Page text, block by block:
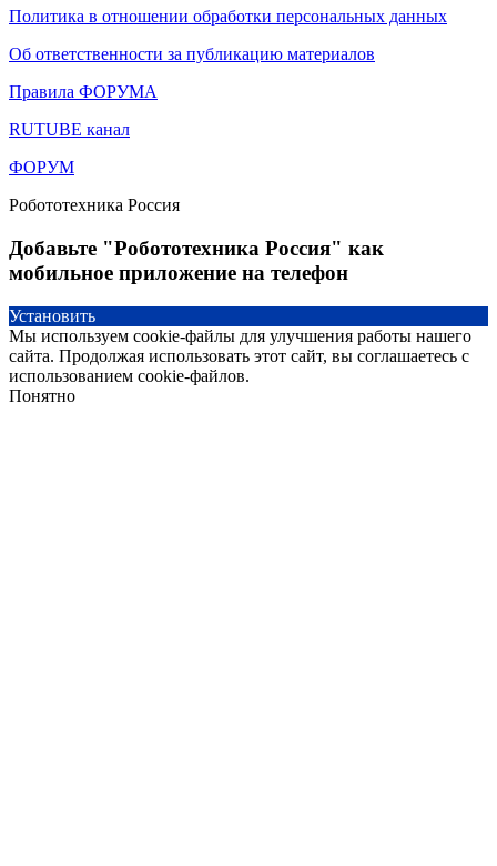
Политика в отношении обработки персональных данных
Об ответственности за публикацию материалов
Правила ФОРУМА
RUTUBE канал
ФОРУМ
Робототехника Россия
Добавьте "Робототехника Россия" как
мобильное приложение на телефон
Установить
Мы используем cookie-файлы для улучшения работы нашего
сайта. Продолжая использовать этот сайт, вы соглашаетесь с
использованием cookie-файлов.
Понятно